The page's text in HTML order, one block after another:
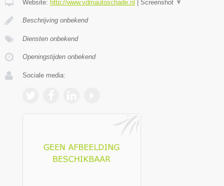
Website: http://www.vdmautoschade.nl | Screenshot ▼
Beschrijving onbekend
Diensten onbekend
Openingstijden onbekend
Sociale media: